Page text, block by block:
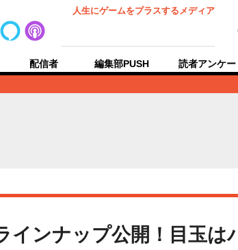
人生にゲームをプラスするメディア
配信者 編集部PUSH 読者アンケー
インナップ公開！目玉は